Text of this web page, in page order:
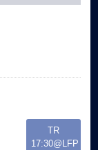
TR
17:30@LFP